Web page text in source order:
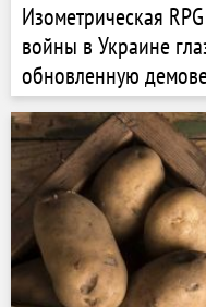
Изометрическая
войны в Украине
обновленную
трейлер